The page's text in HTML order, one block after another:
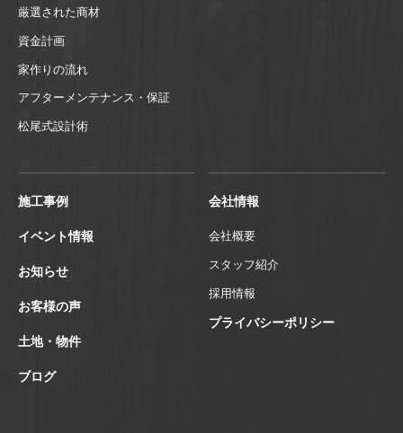
厳選された商材
資金計画
家作りの流れ
アフターメンテナンス・保証
松尾式設計術
施工事例
イベント情報
お知らせ
お客様の声
土地・物件
ブログ
会社情報
会社概要
スタッフ紹介
採用情報
プライバシーポリシー